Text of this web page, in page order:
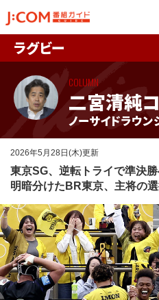
ラグビー
二宮清純
ノーサイドラウン
COLUMN
2026年5月28日(木)更新
東京SG、逆転トライで準決
明暗分けたBR東京、主将の